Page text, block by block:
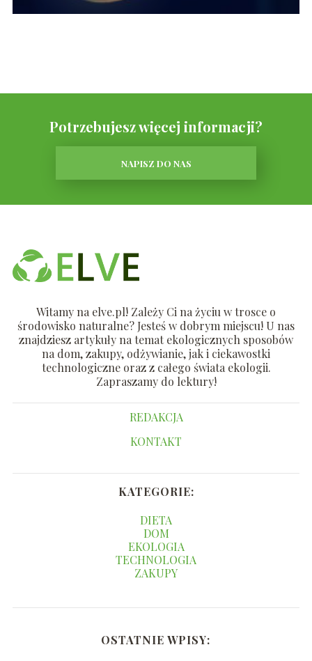
Potrzebujesz więcej informacji?
NAPISZ DO NAS
Witamy na elve.pl! Zależy Ci na życiu w trosce o
środowisko naturalne? Jesteś w dobrym miejscu! U nas
znajdziesz artykuły na temat ekologicznych sposobów
na dom, zakupy, odżywianie, jak i ciekawostki
technologiczne oraz z całego świata ekologii.
Zapraszamy do lektury!
REDAKCJA
KONTAKT
KATEGORIE:
DIETA
DOM
EKOLOGIA
TECHNOLOGIA
ZAKUPY
OSTATNIE WPISY: